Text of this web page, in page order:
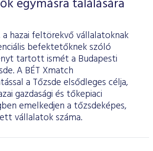
egymásra találására
hazai feltörekvő vállalatoknak
befektetőknek szóló
tartott ismét a Budapesti
A BÉT Xmatch
a Tőzsde elsődleges célja,
gazdasági és tőkepiaci
emelkedjen a tőzsdeképes,
vállalatok száma.